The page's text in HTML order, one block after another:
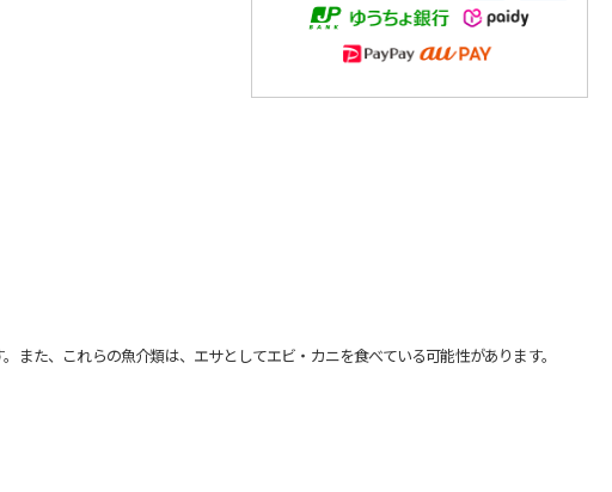
た、これらの魚介類は、エサとしてエビ・カニを食べている可能性があります。